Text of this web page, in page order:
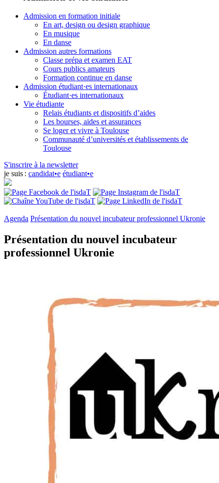
Admission en formation initiale
En art, design ou design graphique
En musique
En danse
Admission autres formations
Classe prépa et examen EAT
Cours publics amateurs
Formation continue en danse
Admission étudiant·es internationaux
Étudiant·es internationaux
Vie étudiante
Relais étudiants et dispositifs d’aides
Les bourses, aides et assurances
Se loger et vivre à Toulouse
Communauté d’universités et établissements de
Toulouse
S'inscrire à la newsletter
je suis : candidat•e étudiant•e
Agenda Présentation du nouvel incubateur professionnel Ukronie
Présentation du nouvel incubateur
professionnel Ukronie